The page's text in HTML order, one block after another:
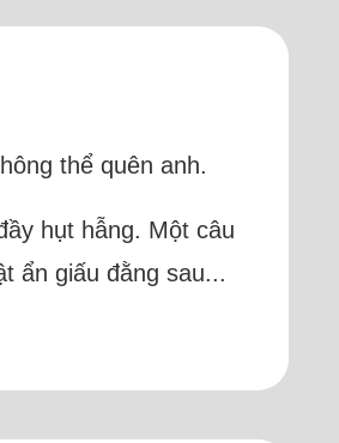
thể quên anh.
hụt hẫng. Một câu
ẩn giấu đằng sau...